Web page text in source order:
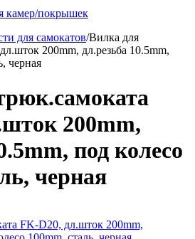
камер/покрышек
для самокатов/Вилка для
200mm, дл.резьба 10.5mm,
черная
200mm,
под колесо
черная